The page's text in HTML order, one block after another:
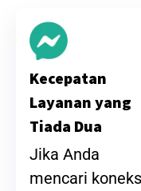
Kecepatan
Layanan yang
Tiada Dua
Jika Anda
mencari